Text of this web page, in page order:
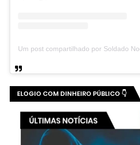
ELOGIO COM DINHEIRO PÚBLICO 👇